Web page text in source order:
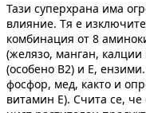
Тази суперхрана има
влияние. Тя е
комбинация от 8
(желязо, манган,
(особено В2) и Е,
фосфор, мед, както и
витамин Е). Счита се,